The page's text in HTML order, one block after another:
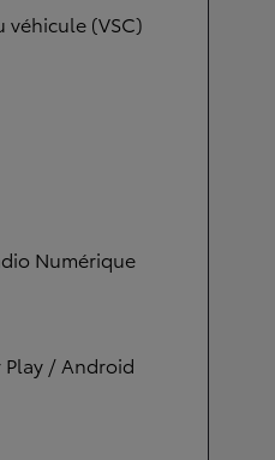
(VSC)
Numérique
/ Android